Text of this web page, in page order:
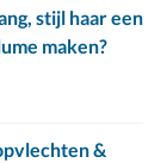
stijl haar een
maken?
&